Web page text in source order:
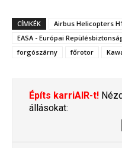
CÍMKÉK
Airbus Helicopters
EASA - Európai
forgószárny
főrotor
Építs karriAIR-t!
állásokat: